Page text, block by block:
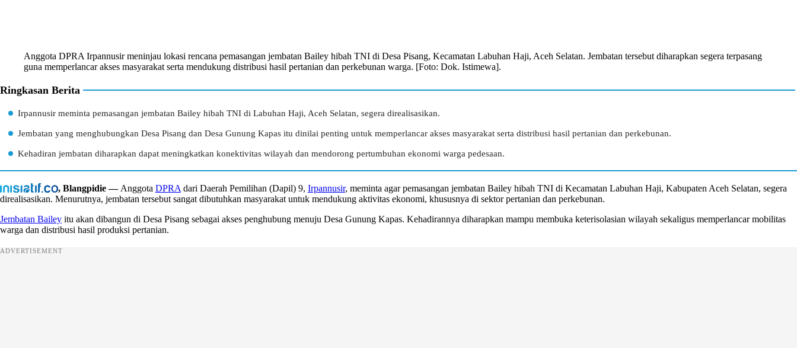
Anggota DPRA Irpannusir meninjau lokasi rencana pemasangan jembatan Bailey hibah TNI di Desa Pisang, Kecamatan Labuhan Haji, Aceh Selatan. Jembatan tersebut diharapkan segera terpasang
guna memperlancar akses masyarakat serta mendukung distribusi hasil pertanian dan perkebunan warga. [Foto: Dok. Istimewa].
Ringkasan Berita
Irpannusir meminta pemasangan jembatan Bailey hibah TNI di Labuhan Haji, Aceh Selatan, segera direalisasikan.
Jembatan yang menghubungkan Desa Pisang dan Desa Gunung Kapas itu dinilai penting untuk memperlancar akses masyarakat serta distribusi hasil pertanian dan perkebunan.
Kehadiran jembatan diharapkan dapat meningkatkan konektivitas wilayah dan mendorong pertumbuhan ekonomi warga pedesaan.
, Blangpidie —Anggota DPRA dari Daerah Pemilihan (Dapil) 9, Irpannusir, meminta agar pemasangan jembatan Bailey hibah TNI di Kecamatan Labuhan Haji, Kabupaten Aceh Selatan, segera
direalisasikan. Menurutnya, jembatan tersebut sangat dibutuhkan masyarakat untuk mendukung aktivitas ekonomi, khususnya di sektor pertanian dan perkebunan.
Jembatan Bailey itu akan dibangun di Desa Pisang sebagai akses penghubung menuju Desa Gunung Kapas. Kehadirannya diharapkan mampu membuka keterisolasian wilayah sekaligus memperlancar mobilitas
warga dan distribusi hasil produksi pertanian.
ADVERTISEMENT